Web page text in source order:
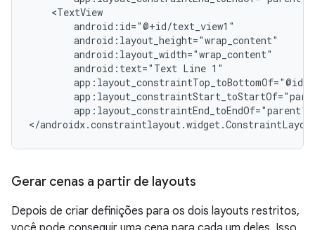
android:text="Text Line
app:layout_constraintEnd_toEndOf="parent"/
</
Gerar cenas a partir de layouts
Depois de criar definições para os dois layouts restritos,